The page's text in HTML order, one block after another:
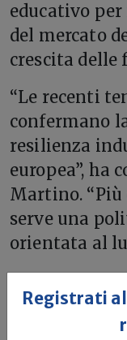
educativo per
del mercato
crescita delle
“Le recenti
confermano
resilienza
europea”, ha
Martino. “Più
serve una
orientata al
quindi la
strategiche
Registrati